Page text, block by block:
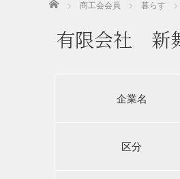
ホーム 商工会会員 暮らす
有限会社 新
企業名
区分